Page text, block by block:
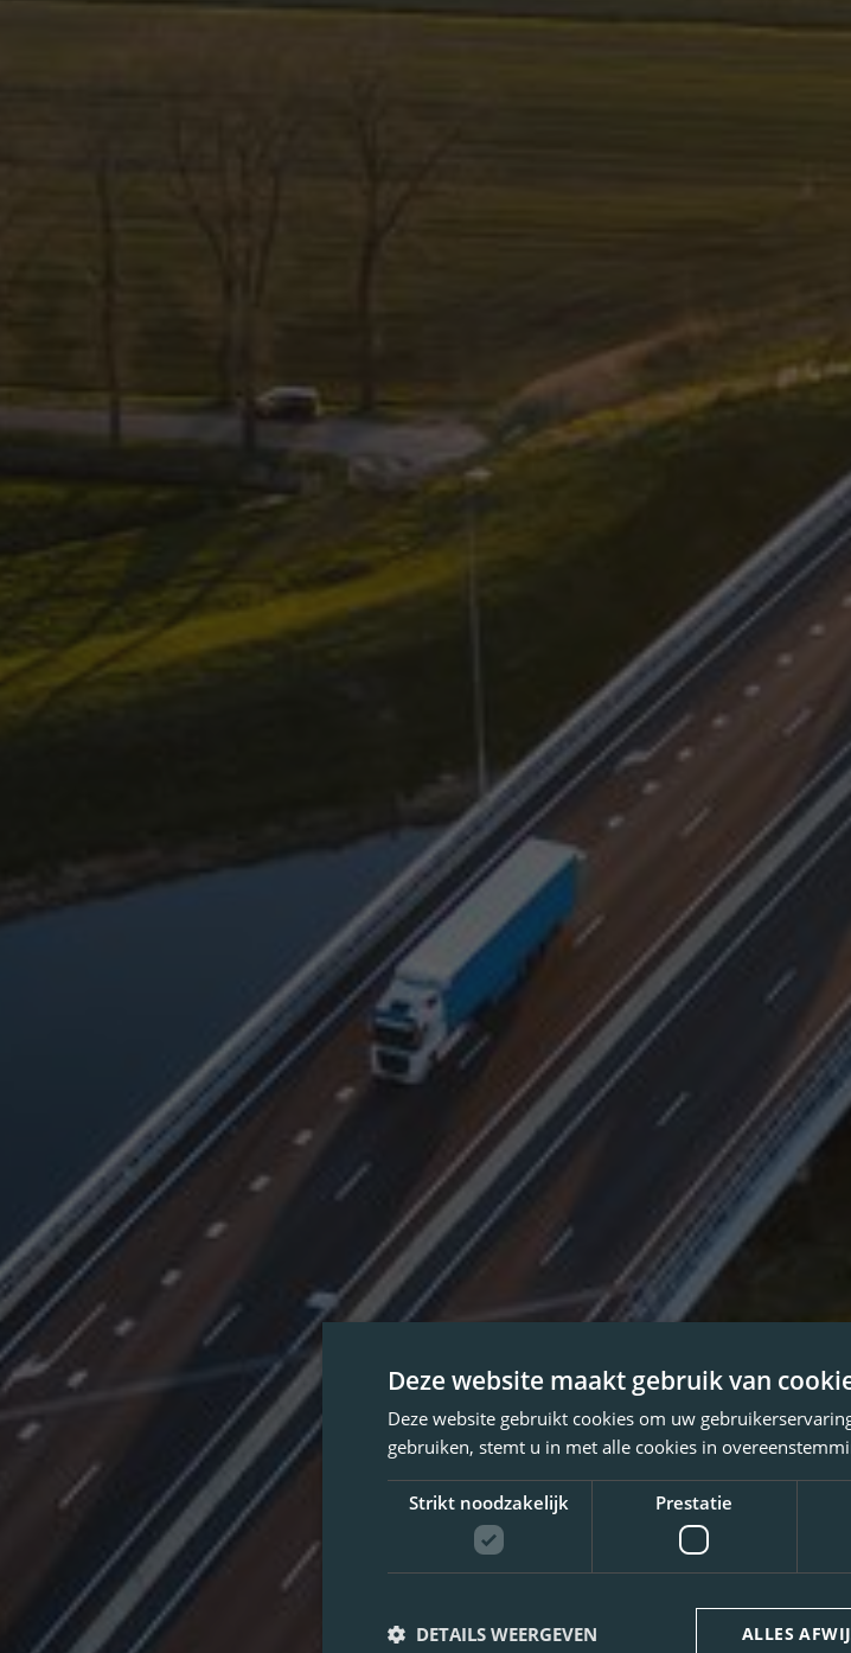
Deze website maakt gebruik van
Deze website gebruikt cookies om uw
gebruiken, stemt u in met alle cookies in
Strikt noodzakelijk Prestatie
ALLES
DETAILS WEERGEVEN